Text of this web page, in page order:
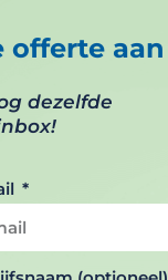
offerte aan
dezelfde